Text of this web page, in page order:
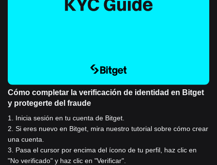
Cómo completar la verificación de identidad en Bitget
y protegerte del fraude
1
Inicia sesión en tu cuenta de Bitget.
2 Si eres nuevo en Bitget, mira nuestro tutorial sobre cómo crear
una cuenta.
3
Pasa el cursor por encima del ícono de tu perfil, haz clic en
"No verificado" y haz clic en "Verificar".